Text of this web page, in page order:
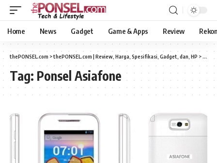
Home News Gadget Game & Apps Review
thePONSEL.com >thePONSEL.com | Review, Harga, Spesifikasi, Gadget, dan, HP >
Tag: Ponsel Asiafone